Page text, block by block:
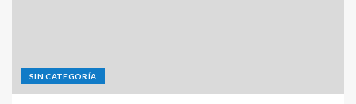
SIN CATEGORÍA